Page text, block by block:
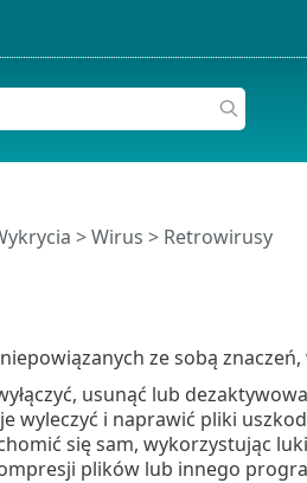
>Wirus > Retrowirusy
ze sobą znaczeń,
usunąć lub
wyleczyć i naprawić pliki
się sam, wykorzystując
plików lub innego